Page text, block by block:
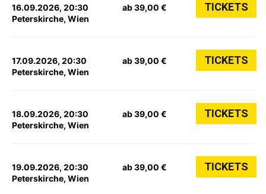
16.09.2026, 20:30
Peterskirche, Wien
ab 39,00 € TICKETS
17.09.2026, 20:30
Peterskirche, Wien
ab 39,00 € TICKETS
18.09.2026, 20:30
Peterskirche, Wien
ab 39,00 € TICKETS
19.09.2026, 20:30
Peterskirche, Wien
ab 39,00 € TICKETS